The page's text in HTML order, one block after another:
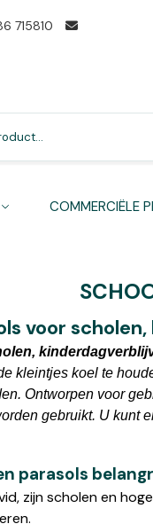
715810
COMMERCIËLE
voor
kleintjes koel te
Ontworpen voor
gebruikt. U
parasols
zijn scholen en